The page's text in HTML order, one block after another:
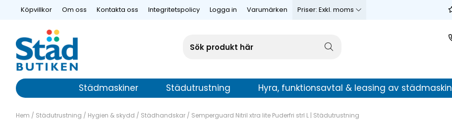
Köpvillkor Om oss Kontakta oss Integritetspolicy Logga in Varumärken Priser: Exkl. moms
Städmaskiner Städutrustning Hyra, funktionsavtal & leasing av städmaskin
Hem / Städutrustning / Hygien & skydd / Städhandskar / Semperguard Nitril xtra lite Puderfri strl L | Städutrustning